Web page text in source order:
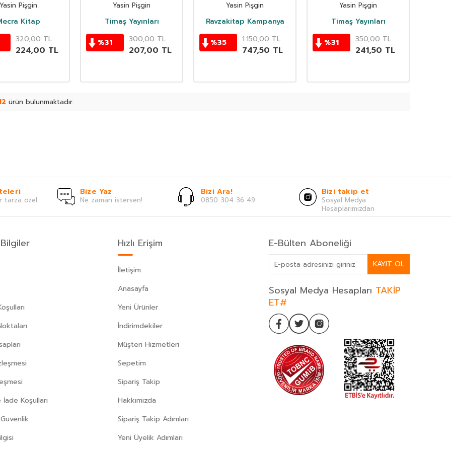
Yasin Pişgin
Kitap
320,00TL
224,00 TL
(sav)
Yasin Pişgin
Timaş Yayınları
%31 300,00TL
207,00 TL
Yasin Pişgin
Ravzakitap Kampanya
%35 1.150,00TL
747,50 TL
Yasin Pişgin
Timaş Yayınları
%31 350,00TL
241,50 TL
ürün bulunmaktadır.
tarza özel.
Bize Yaz
Ne zaman istersen!
Bizi Ara!
0850 304 36 49
Bizi takip et
Sosyal Medya
Hesaplarımızdan
Koşulları
Hızlı Erişim
İletişim
Anasayfa
Yeni Ürünler
İndirimdekiler
Müşteri Hizmetleri
Sepetim
Sipariş Takip
Hakkımızda
Sipariş Takip Adımları
Yeni Üyelik Adımları
E-Bülten Aboneliği
KAYIT OL
Sosyal Medya Hesapları TAKİP
ET#